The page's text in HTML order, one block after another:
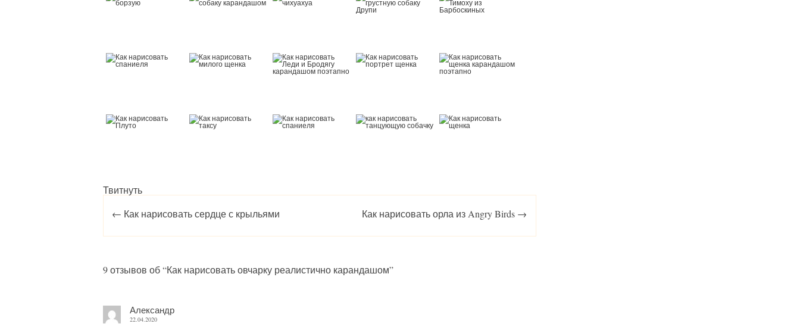
Твитнуть
Post navigation
← Как нарисовать сердце с крыльями Как нарисовать орла из Angry Birds →
9 отзывов об “Как нарисовать овчарку реалистично карандашом”
Александр
22.04.2020